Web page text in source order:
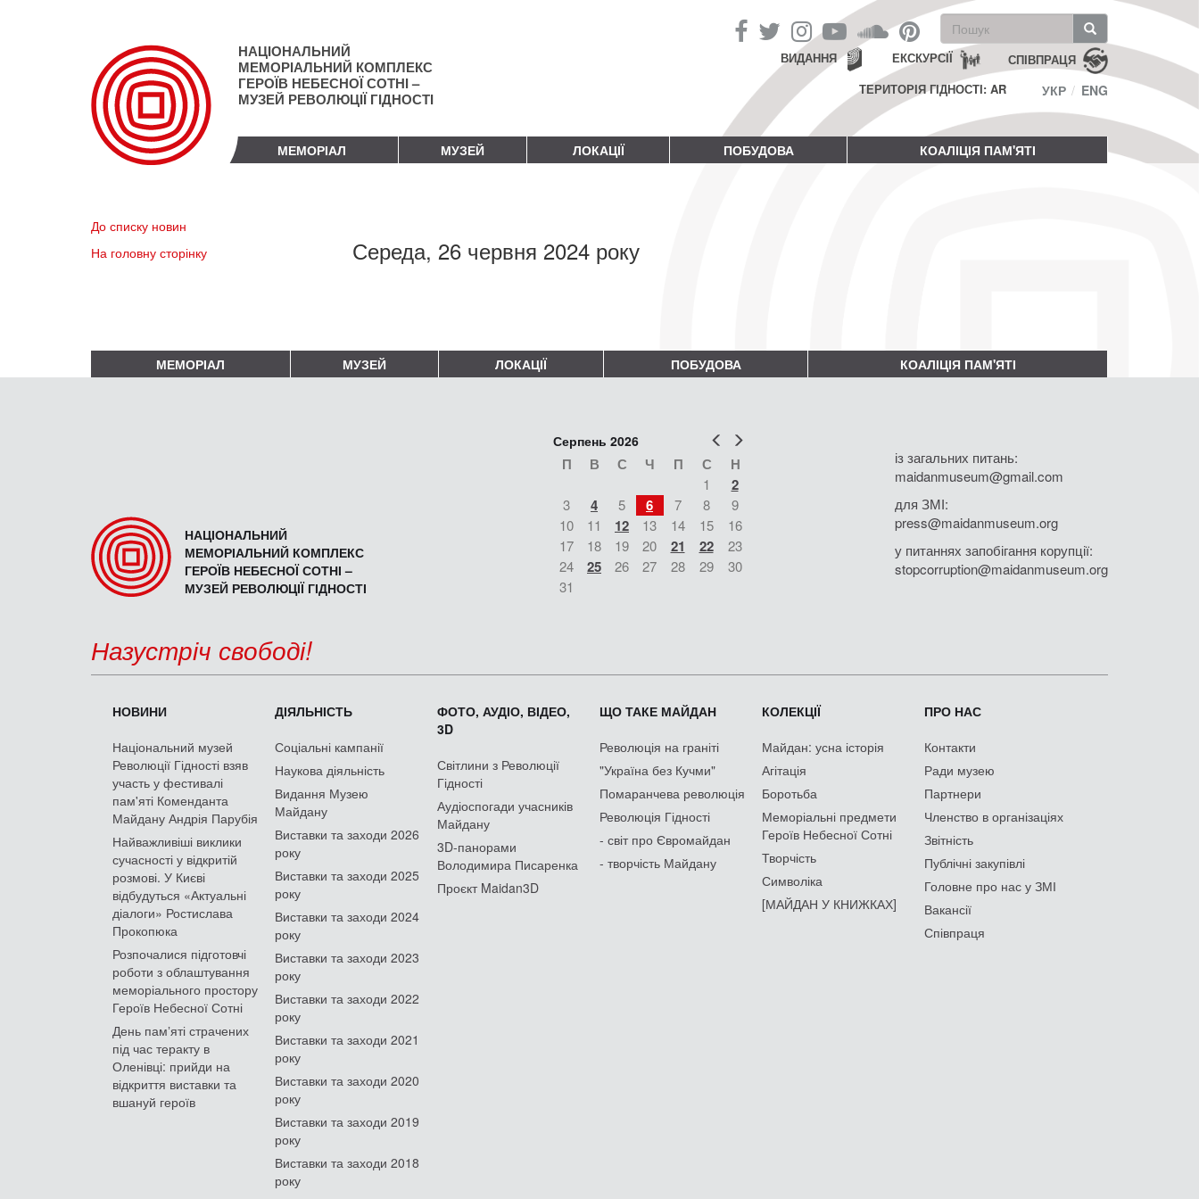
НАЦІОНАЛЬНИЙ
МЕМОРІАЛЬНИЙ КОМПЛЕКС
ГЕРОЇВ НЕБЕСНОЇ СОТНІ –
МУЗЕЙ РЕВОЛЮЦІЇ ГІДНОСТІ
Пошукова
форма
Пошук СПІВПРАЦЯ
ЕКСКУРСІЇ
ВИДАННЯ
ТЕРИТОРІЯ ГІДНОСТІ: AR
УКР ENG
МЕМОРІАЛ МУЗЕЙ ЛОКАЦІЇ ПОБУДОВА КОАЛІЦІЯ ПАМ'ЯТІ
До списку новин
На головну сторінку
Середа, 26 червня 2024 року
МЕМОРІАЛ МУЗЕЙ ЛОКАЦІЇ ПОБУДОВА КОАЛІЦІЯ ПАМ'ЯТІ
НАЦІОНАЛЬНИЙ
МЕМОРІАЛЬНИЙ КОМПЛЕКС
ГЕРОЇВ НЕБЕСНОЇ СОТНІ –
МУЗЕЙ РЕВОЛЮЦІЇ ГІДНОСТІ
Попер
Серпень 2026
П В С Ч П С Н
1 2
3 4 5 6 7 8
9
10
11 12 13 14 15
16
17
18 19 20 21 22
23
24
25 26 27 28 29
30
31
із загальних питань:
maidanmuseum@gmail.com
для ЗМІ:
press@maidanmuseum.org
у питаннях запобігання корупції:
stopcorruption@maidanmuseum.org
Назустріч свободі!
НОВИНИ
Національний музей
Революції Гідності взяв
участь у фестивалі
пам'яті Коменданта
Майдану Андрія Парубія
Найважливіші виклики
сучасності у відкритій
розмові. У Києві
відбудуться «Актуальні
діалоги» Ростислава
Прокопюка
Розпочалися підготовчі
роботи з облаштування
меморіального простору
Героїв Небесної Сотні
День памʼяті страчених
під час теракту в
Оленівці: прийди на
відкриття виставки та
вшануй героїв
ДІЯЛЬНІСТЬ
Соціальні кампанії
Наукова діяльність
Видання Музею
Майдану
Виставки та заходи 2026
року
Виставки та заходи 2025
року
Виставки та заходи 2024
року
Виставки та заходи 2023
року
Виставки та заходи 2022
року
Виставки та заходи 2021
року
Виставки та заходи 2020
року
Виставки та заходи 2019
року
Виставки та заходи 2018
року
ФОТО, АУДІО, ВІДЕО,
3D
Світлини з Революції
Гідності
Аудіоспогади учасників
Майдану
3D-панорами
Володимира Писаренка
Проєкт Maidan3D
ЩО ТАКЕ МАЙДАН
Революція на граніті
"Україна без Кучми"
Помаранчева революція
Революція Гідності
- світ про Євромайдан
- творчість Майдану
КОЛЕКЦІЇ
Майдан: усна історія
Агітація
Боротьба
Меморіальні предмети
Героїв Небесної Сотні
Творчість
Символіка
[МАЙДАН У КНИЖКАХ]
ПРО НАС
Контакти
Ради музею
Партнери
Членство в організаціях
Звітність
Публічні закупівлі
Головне про нас у ЗМІ
Вакансії
Співпраця